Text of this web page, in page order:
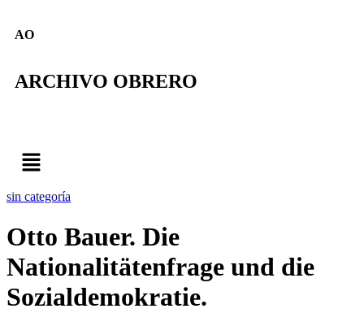
AO
ARCHIVO OBRERO
sin categoría
Otto Bauer. Die
Nationalitätenfrage und die
Sozialdemokratie.